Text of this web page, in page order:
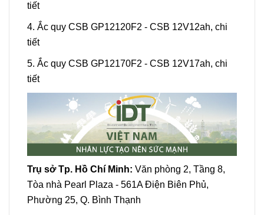
tiết
4. Ắc quy CSB GP12120F2 - CSB 12V12ah, chi
tiết
5. Ắc quy CSB GP12170F2 - CSB 12V17ah, chi
tiết
Trụ sở Tp. Hồ Chí Minh: Văn phòng 2, Tầng 8,
Tòa nhà Pearl Plaza - 561A Điện Biên Phủ,
Phường 25, Q. Bình Thạnh